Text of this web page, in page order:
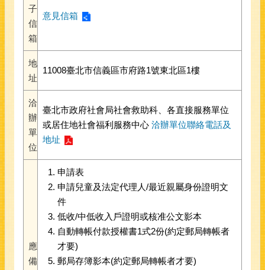
子
信
箱
意見信箱
地
址
11008臺北市信義區市府路1號東北區1樓
洽
辦
單
位
臺北市政府社會局社會救助科、各直接服務單位
或居住地社會福利服務中心 洽辦單位聯絡電話及
地址
應
備
申請表
申請兒童及法定代理人/最近親屬身份證明文
件
低收/中低收入戶證明或核准公文影本
自動轉帳付款授權書1式2份(約定郵局轉帳者
才要)
郵局存簿影本(約定郵局轉帳者才要)